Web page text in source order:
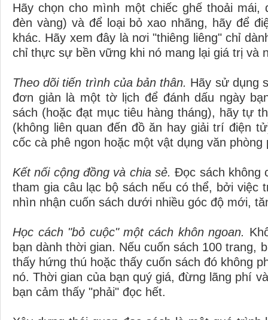
Hãy chọn cho mình một chiếc ghế thoải
đèn vàng) và để loại bỏ xao nhãng, hãy để
khác. Hãy xem đây là nơi "thiêng liêng" chỉ
chỉ thực sự bền vững khi nó mang lại giá trị và
Theo dõi tiến trình của bản thân. Hãy sử dụng
đơn giản là một tờ lịch để đánh dấu ngày
sách (hoặc đạt mục tiêu hàng tháng), hãy tự
(không liên quan đến đồ ăn hay giải trí điện
cốc cà phê ngon hoặc một vật dụng văn phòng
Kết nối cộng đồng và chia sẻ. Đọc sách không
tham gia câu lạc bộ sách nếu có thể, bởi việc
nhìn nhận cuốn sách dưới nhiều góc độ mới,
Học cách "bỏ cuộc" một cách khôn ngoan.
bạn dành thời gian. Nếu cuốn sách 100 trang,
thấy hứng thú hoặc thấy cuốn sách đó không
nó. Thời gian của bạn quý giá, đừng lãng phí
bạn cảm thấy "phải" đọc hết.